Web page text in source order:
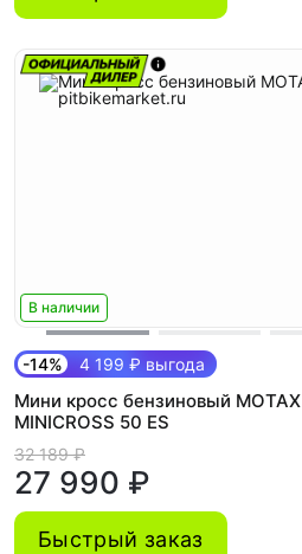
В наличии
-14% 4 199 ₽ выгода
Мини кросс бензиновый MOTAX
MINICROSS 50 ES
32 189 ₽
27 990 ₽
Быстрый заказ